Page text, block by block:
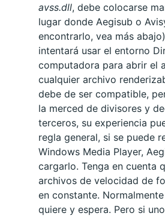
avss.dll, debe colocarse
lugar donde Aegisub o
encontrarlo, vea más
intentará usar el entorno
computadora para abrir el
cualquier archivo
debe de ser compatible,
la merced de divisores y
terceros, su experiencia
regla general, si se puede
Windows Media Player,
cargarlo. Tenga en cuenta
archivos de velocidad de
en constante.
quiere y espera. Pero si